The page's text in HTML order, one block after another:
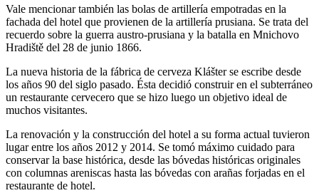
Vale mencionar también las bolas de artillería empotradas en la
fachada del hotel que provienen de la artillería prusiana. Se trata del
recuerdo sobre la guerra austro-prusiana y la batalla en Mnichovo
Hradiště del 28 de junio 1866.
La nueva historia de la fábrica de cerveza Klášter se escribe desde
los años 90 del siglo pasado. Ésta decidió construir en el subterráneo
un restaurante cervecero que se hizo luego un objetivo ideal de
muchos visitantes.
La renovación y la construcción del hotel a su forma actual tuvieron
lugar entre los años 2012 y 2014. Se tomó máximo cuidado para
conservar la base histórica, desde las bóvedas históricas originales
con columnas areniscas hasta las bóvedas con arañas forjadas en el
restaurante de hotel.